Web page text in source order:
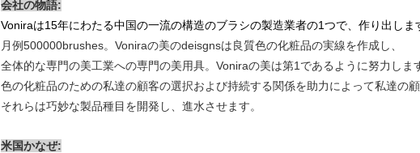
会社の物語:
Voniraは15年にわたる中国の一流の構造のブラシの製造業者の1つで、作り出しま
月例500000brushes。Voniraの美のdeisgnsは良質色の化粧品の実線を作成し、
全体的な専門の美工業への専門の美用具。Voniraの美は第1であるように努力しま
色の化粧品のための私達の顧客の選択および持続する関係を助力によって私達の
それらは巧妙な製品種目を開発し、進水させます。
米国かなぜ: